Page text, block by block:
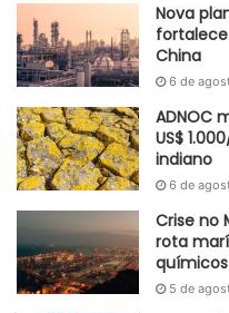
Nova
China
6 de
ADNOC
US$
indiano
6 de
Crise no
rota
químicos
5 de